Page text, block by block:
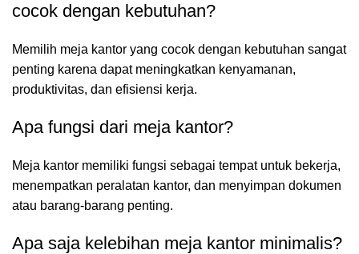
cocok dengan kebutuhan?
Memilih meja kantor yang cocok dengan kebutuhan sangat
penting karena dapat meningkatkan kenyamanan,
produktivitas, dan efisiensi kerja.
Apa fungsi dari meja kantor?
Meja kantor memiliki fungsi sebagai tempat untuk bekerja,
menempatkan peralatan kantor, dan menyimpan dokumen
atau barang-barang penting.
Apa saja kelebihan meja kantor minimalis?